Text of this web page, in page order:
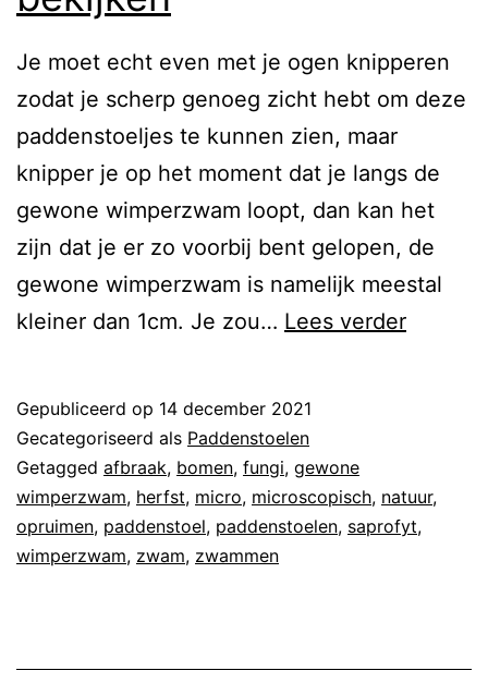
Je moet echt even met je ogen knipperen
zodat je scherp genoeg zicht hebt om deze
paddenstoeljes te kunnen zien, maar
knipper je op het moment dat je langs de
gewone wimperzwam loopt, dan kan het
zijn dat je er zo voorbij bent gelopen, de
gewone wimperzwam is namelijk meestal
kleiner dan 1cm. Je zou… Lees verder
Gepubliceerd op 14 december 2021
Gecategoriseerd als Paddenstoelen
Getagged afbraak, bomen, fungi, gewone
wimperzwam, herfst, micro, microscopisch, natuur,
opruimen, paddenstoel, paddenstoelen, saprofyt,
wimperzwam, zwam, zwammen